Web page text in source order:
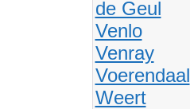
de Geul
Venlo
Venray
Voerendaal
Weert